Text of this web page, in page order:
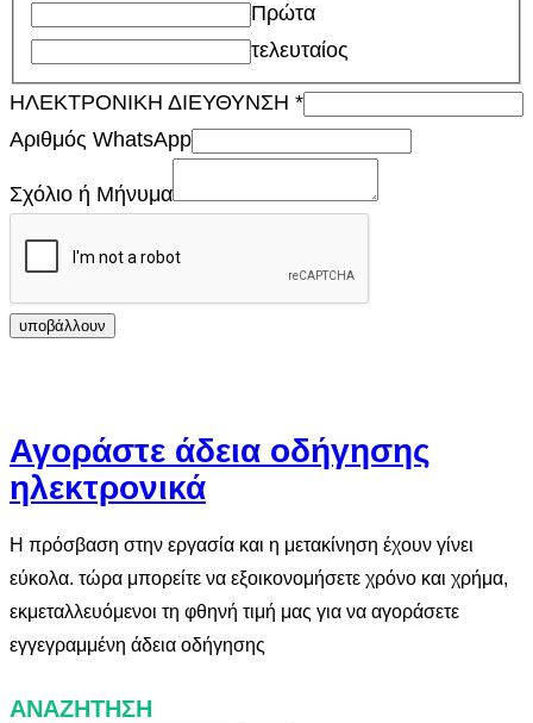
Πρώτα
τελευταίος
ΗΛΕΚΤΡΟΝΙΚΗ ΔΙΕΥΘΥΝΣΗ *
Αριθμός WhatsApp
Σχόλιο ή Μήνυμα
υποβάλλουν
Αγοράστε άδεια οδήγησης
ηλεκτρονικά
Η πρόσβαση στην εργασία και η μετακίνηση έχουν γίνει
εύκολα. τώρα μπορείτε να εξοικονομήσετε χρόνο και χρήμα,
εκμεταλλευόμενοι τη φθηνή τιμή μας για να αγοράσετε
εγγεγραμμένη άδεια οδήγησης
ΑΝΑΖΉΤΗΣΗ